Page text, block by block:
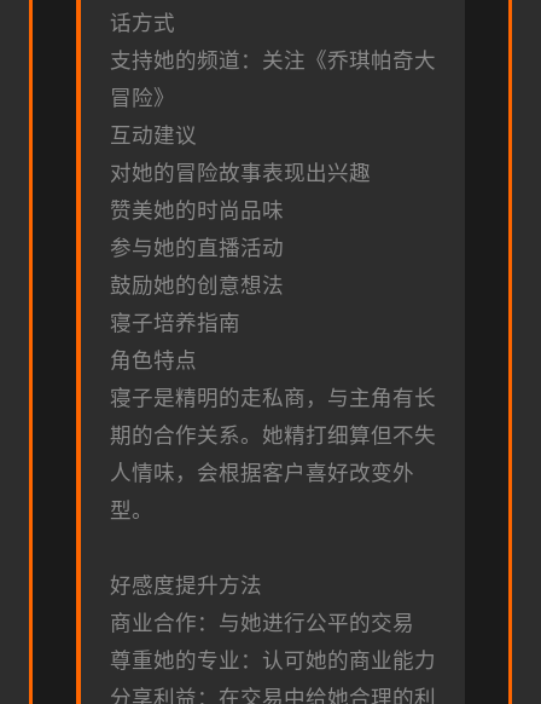
话方式
支持她的频道：关注《乔琪帕奇大
冒险》
互动建议
对她的冒险故事表现出兴趣
赞美她的时尚品味
参与她的直播活动
鼓励她的创意想法
寝子培养指南
角色特点
寝子是精明的走私商，与主角有长
期的合作关系。她精打细算但不失
人情味，会根据客户喜好改变外
型。
好感度提升方法
商业合作：与她进行公平的交易
尊重她的专业：认可她的商业能力
分享利益：在交易中给她合理的利